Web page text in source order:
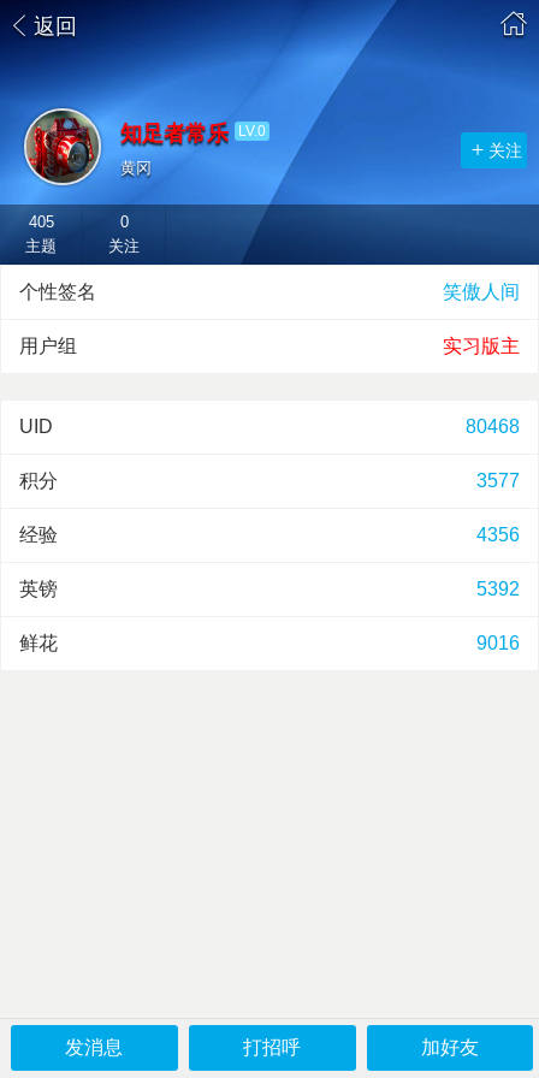
发消息 打招呼 加好友
返回
黄冈
关注
知足者常乐 LV.0
405
主题
0
关注
个性签名 笑傲人间
用户组 实习版主
UID 80468
积分 3577
经验 4356
英镑 5392
鲜花 9016